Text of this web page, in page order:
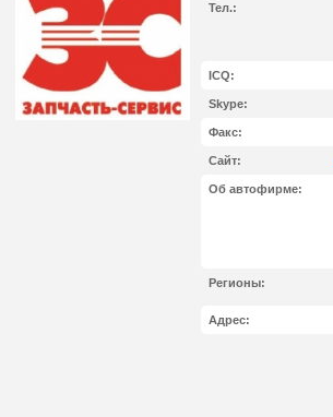
Тел.:
ICQ:
Skype:
Факс:
Сайт:
Об автофирме:
Регионы:
Адрес: